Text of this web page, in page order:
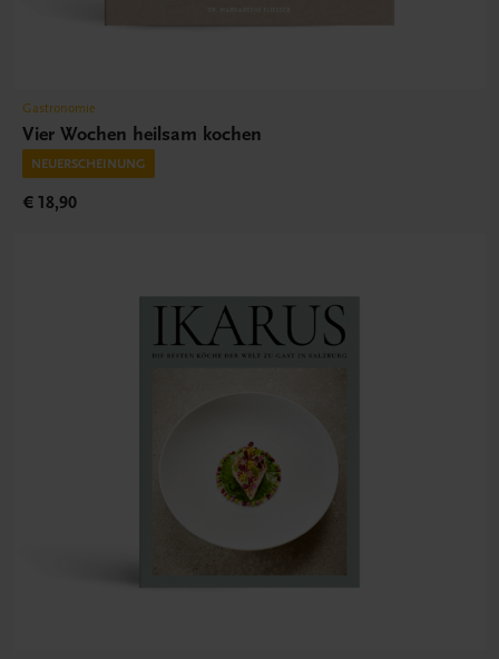
Gastronomie
Vier Wochen heilsam kochen
NEUERSCHEINUNG
€ 18,90